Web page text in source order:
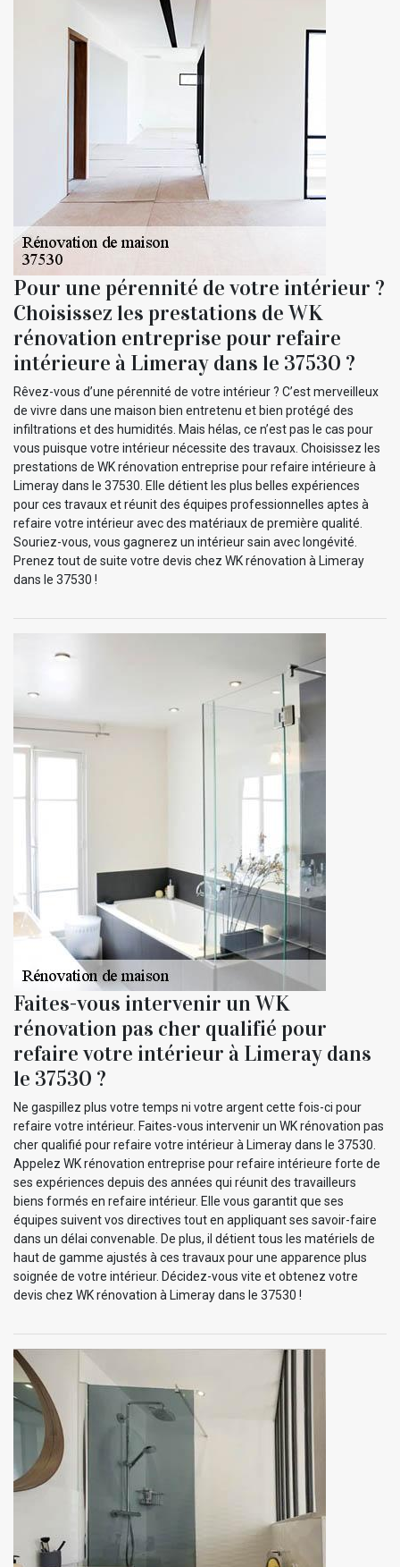
Pour une pérennité de votre intérieur ?
Choisissez les prestations de WK
rénovation entreprise pour refaire
intérieure à Limeray dans le 37530 ?
Rêvez-vous d’une pérennité de votre intérieur ? C’est merveilleux
de vivre dans une maison bien entretenu et bien protégé des
infiltrations et des humidités. Mais hélas, ce n’est pas le cas pour
vous puisque votre intérieur nécessite des travaux. Choisissez les
prestations de WK rénovation entreprise pour refaire intérieure à
Limeray dans le 37530. Elle détient les plus belles expériences
pour ces travaux et réunit des équipes professionnelles aptes à
refaire votre intérieur avec des matériaux de première qualité.
Souriez-vous, vous gagnerez un intérieur sain avec longévité.
Prenez tout de suite votre devis chez WK rénovation à Limeray
dans le 37530 !
Faites-vous intervenir un WK
rénovation pas cher qualifié pour
refaire votre intérieur à Limeray dans
le 37530 ?
Ne gaspillez plus votre temps ni votre argent cette fois-ci pour
refaire votre intérieur. Faites-vous intervenir un WK rénovation pas
cher qualifié pour refaire votre intérieur à Limeray dans le 37530.
Appelez WK rénovation entreprise pour refaire intérieure forte de
ses expériences depuis des années qui réunit des travailleurs
biens formés en refaire intérieur. Elle vous garantit que ses
équipes suivent vos directives tout en appliquant ses savoir-faire
dans un délai convenable. De plus, il détient tous les matériels de
haut de gamme ajustés à ces travaux pour une apparence plus
soignée de votre intérieur. Décidez-vous vite et obtenez votre
devis chez WK rénovation à Limeray dans le 37530 !